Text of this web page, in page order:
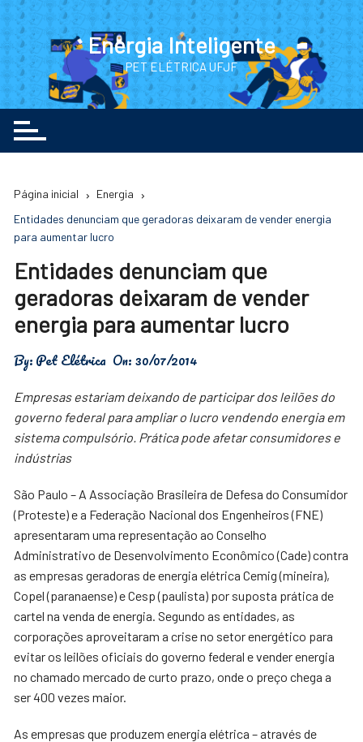
Ir
para
o
conteúdo
Energia Inteligente
PET ELÉTRICA UFJF
Página inicial
Energia
Entidades denunciam que geradoras deixaram de vender energia
para aumentar lucro
Entidades denunciam que
geradoras deixaram de vender
energia para aumentar lucro
By:Pet Elétrica On:30/07/2014
Empresas estariam deixando de participar dos leilões do
governo federal para ampliar o lucro vendendo energia em
sistema compulsório. Prática pode afetar consumidores e
indústrias
São Paulo – A Associação Brasileira de Defesa do Consumidor
(Proteste) e a Federação Nacional dos Engenheiros (FNE)
apresentaram uma representação ao Conselho
Administrativo de Desenvolvimento Econômico (Cade) contra
as empresas geradoras de energia elétrica Cemig (mineira),
Copel (paranaense) e Cesp (paulista) por suposta prática de
cartel na venda de energia. Segundo as entidades, as
corporações aproveitaram a crise no setor energético para
evitar os leilões oficiais do governo federal e vender energia
no chamado mercado de curto prazo, onde o preço chega a
ser 400 vezes maior.
As empresas que produzem energia elétrica – através de